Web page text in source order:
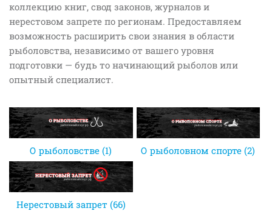
коллекцию книг, свод законов, журналов и
нерестовом запрете по регионам. Предоставляем
возможность расширить свои знания в области
рыболовства, независимо от вашего уровня
подготовки — будь то начинающий рыболов или
опытный специалист.
О рыболовстве (1) О рыболовном спорте (2)
Нерестовый запрет (66)